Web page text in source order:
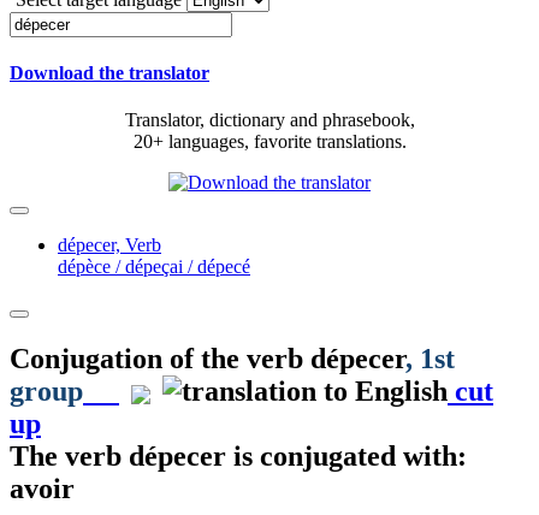
Download the translator
Translator, dictionary and phrasebook,
20+ languages, favorite translations.
dépecer, Verb
dépèce / dépeçai / dépecé
Conjugation of the verb dépecer, 1st
group
cut
up
The verb dépecer is conjugated with:
avoir